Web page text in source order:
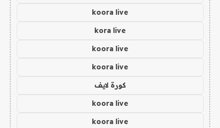
koora live
kora live
koora live
koora live
كورة لايف
koora live
koora live